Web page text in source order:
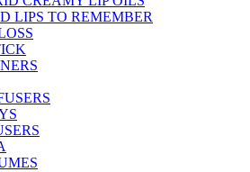
LIPS TO REMEMBER